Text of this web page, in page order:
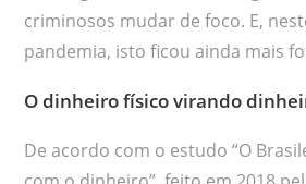
criminosos mudar de foco. E,
pandemia, isto ficou ainda mais
O dinheiro físico virando
De acordo com o estudo “O